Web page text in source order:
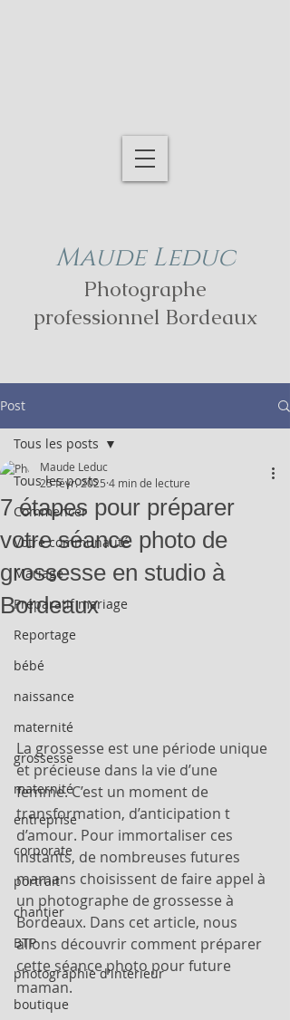
Maude Leduc
Photographe
professionnel Bordeaux
Post
Tous les posts
Commencer
Votre communauté
Mariage
Préparatif mariage
Reportage
bébé
naissance
maternité
grossesse
maternité
entreprise
corporate
portrait
chantier
BTP
photographie d'intérieur
boutique
Tous les posts
7 étapes pour préparer
votre séance photo de
grossesse en studio à
Bordeaux
Maude Leduc
25 févr. 2025 4 min de lecture
La grossesse est une période unique
et précieuse dans la vie d’une
femme. C’est un moment de
transformation, d’anticipation t
d’amour. Pour immortaliser ces
instants, de nombreuses futures
mamans choisissent de faire appel à
un photographe de grossesse à
Bordeaux. Dans cet article, nous
allons découvrir comment préparer
cette séance photo pour future
maman.